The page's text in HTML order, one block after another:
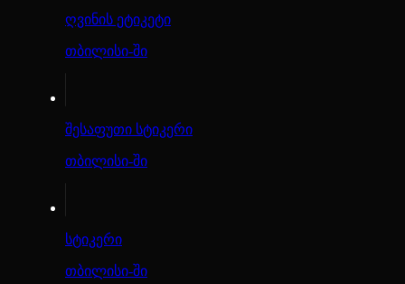
ღვინის ეტიკეტი
თბილისი-ში
შესაფუთი სტიკერი
თბილისი-ში
სტიკერი
თბილისი-ში